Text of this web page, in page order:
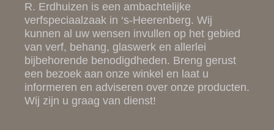
R. Erdhuizen is een ambachtelijke
verfspeciaalzaak in ‘s-Heerenberg. Wij
kunnen al uw wensen invullen op het gebied
van verf, behang, glaswerk en allerlei
bijbehorende benodigdheden. Breng gerust
een bezoek aan onze winkel en laat u
informeren en adviseren over onze producten.
Wij zijn u graag van dienst!